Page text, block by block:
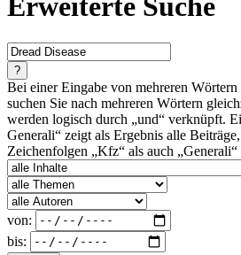
?
Bei einer Eingabe von mehreren
suchen Sie nach mehreren Wörtern
werden logisch durch „und“ verknüpft.
Generali“ zeigt als Ergebnis alle
Zeichenfolgen „Kfz“ als auch
von:
bis: